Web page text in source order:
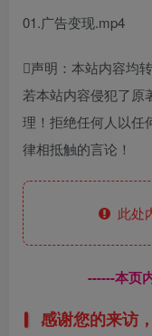
01.广告变现.mp4
声明：本站内容均
若本站内容侵犯了原
理！拒绝任何人以任
律相抵触的言论！
此处
------本页
感谢您的来访